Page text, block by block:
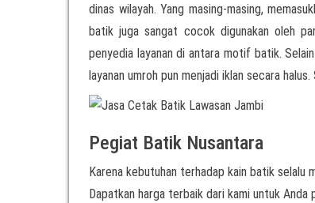
dinas wilayah. Yang masing-masing,
batik juga sangat cocok digunakan oleh
penyedia layanan di antara motif batik.
layanan umroh pun menjadi iklan secara
Pegiat Batik Nusantara
Karena kebutuhan terhadap kain batik selalu
Dapatkan harga terbaik dari kami untuk